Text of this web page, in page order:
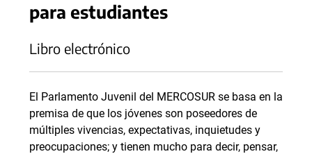
para estudiantes
Libro electrónico
El Parlamento Juvenil del MERCOSUR se basa en la
premisa de que los jóvenes son poseedores de
múltiples vivencias, expectativas, inquietudes y
preocupaciones; y tienen mucho para decir, pensar,